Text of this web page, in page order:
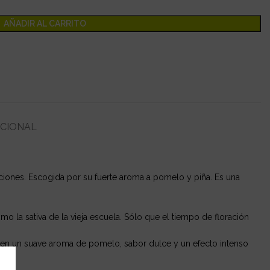
AÑADIR AL CARRITO
Escogida por su fuerte aroma a pomelo y piña. Es una
la sativa de la vieja escuela. Sólo que el tiempo de floración
un suave aroma de pomelo, sabor dulce y un efecto intenso